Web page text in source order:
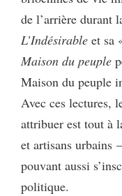
de l’arrière durant
L’Indésirable et sa
Maison du peuple
Maison du peuple
Avec ces lectures,
attribuer est tout à
et artisans urbains
pouvant aussi
politique.